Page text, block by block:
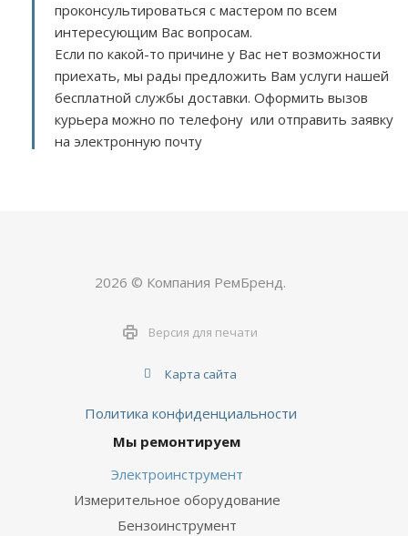
проконсультироваться с мастером по всем
интересующим Вас вопросам.
Если по какой-то причине у Вас нет возможности
приехать, мы рады предложить Вам услуги нашей
бесплатной службы доставки. Оформить вызов
курьера можно по телефону или отправить заявку
на электронную почту
2026 © Компания РемБренд.
Версия для печати
Карта сайта
Политика конфиденциальности
Мы ремонтируем
Электроинструмент
Измерительное оборудование
Бензоинструмент